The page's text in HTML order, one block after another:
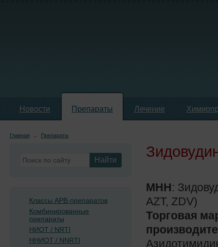
Новости Препараты Лечение
Главная → Препараты
МНН:
AZT, ZDV)
Торговая
Найти
Классы АРВ-препаратов
Комбинированные
препараты
НИОТ / NRTI
ННИОТ / NNRTI